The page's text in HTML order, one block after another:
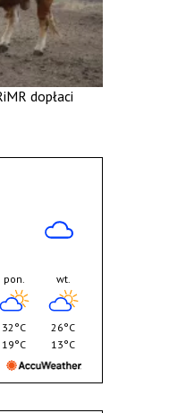
dopłaci
pon.
32°C
19°C
wt.
26°C
13°C